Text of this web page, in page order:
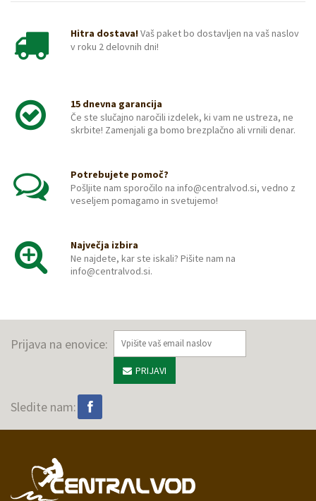
Hitra dostava!Vaš paket bo dostavljen na vaš naslov
v roku 2 delovnih dni!
15 dnevna garancija
Če ste slučajno naročili izdelek, ki vam ne ustreza, ne
skrbite! Zamenjali ga bomo brezplačno ali vrnili denar.
Potrebujete pomoč?
Pošljite nam sporočilo na info@centralvod.si, vedno z
veseljem pomagamo in svetujemo!
Največja izbira
Ne najdete, kar ste iskali? Pišite nam na
info@centralvod.si.
Prijava na enovice:
PRIJAVI
Sledite nam: